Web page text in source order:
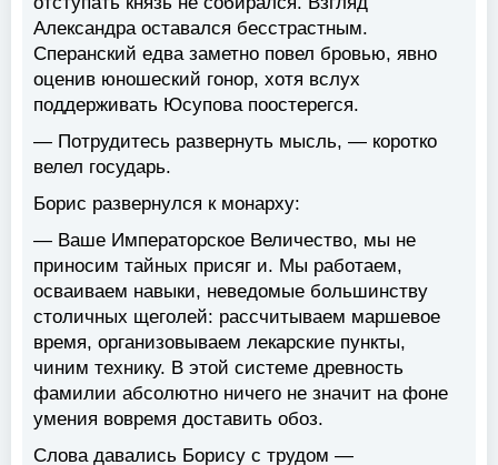
Александра оставался бесстрастным.
Сперанский едва заметно повел бровью, явно
оценив юношеский гонор, хотя вслух
поддерживать Юсупова поостерегся.
— Потрудитесь развернуть мысль, — коротко
велел государь.
Борис развернулся к монарху:
— Ваше Императорское Величество, мы не
приносим тайных присяг и. Мы работаем,
осваиваем навыки, неведомые большинству
столичных щеголей: рассчитываем маршевое
время, организовываем лекарские пункты,
чиним технику. В этой системе древность
фамилии абсолютно ничего не значит на фоне
умения вовремя доставить обоз.
Слова давались Борису с трудом —